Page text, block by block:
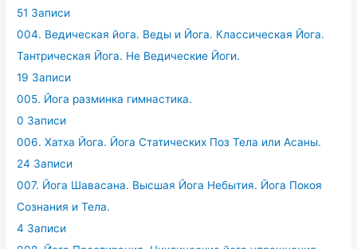
51 Записи
004. Ведическая йога. Веды и Йога. Классическая Йога.
Тантрическая Йога. Не Ведические Йоги.
19 Записи
005. Йога разминка гимнастика.
0 Записи
006. Хатха Йога. Йога Статических Поз Тела или Асаны.
24 Записи
007. Йога Шавасана. Высшая Йога Небытия. Йога Покоя
Сознания и Тела.
4 Записи